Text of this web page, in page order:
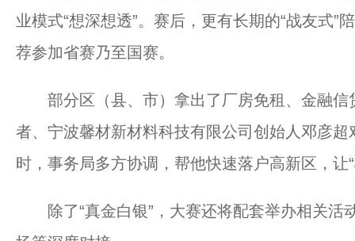
业模式“想深想透”。赛后，更有长期的“战友式”
荐参加省赛乃至国赛。
部分区（县、市）拿出了厂房免租、金融信
者、宁波馨材新材料科技有限公司创始人邓彦
时，事务局多方协调，帮他快速落户高新区，让
除了“真金白银”，大赛还将配套举办相关活